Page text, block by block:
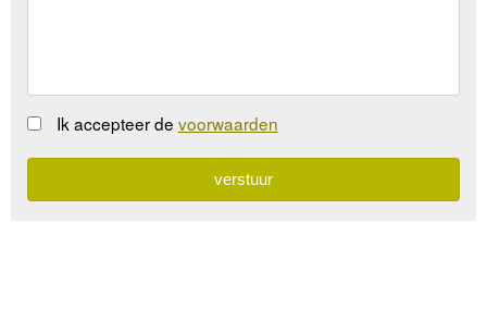
Ik accepteer de voorwaarden